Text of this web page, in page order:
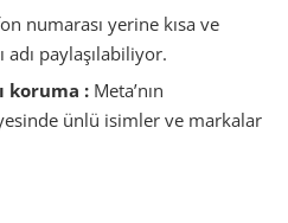
numarası yerine kısa ve
adı paylaşılabiliyor.
koruma : Meta’nın
ünlü isimler ve markalar